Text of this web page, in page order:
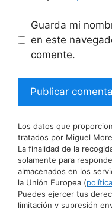
Guarda mi
en este
comente.
Los datos que
tratados por Miguel
La finalidad de la
solamente para
almacenados en los
la Unión Europea (
Puedes ejercer tus
limitación y supresión